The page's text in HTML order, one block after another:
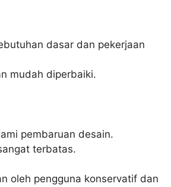
dasar dan pekerjaan
mudah diperbaiki.
pembaruan desain.
terbatas.
oleh pengguna konservatif dan